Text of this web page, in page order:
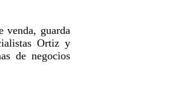
venda, guarda
Ortiz y
de negocios